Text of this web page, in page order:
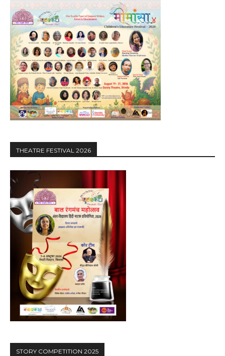
THEATRE FESTIVAL 2026
STORY COMPETITION 2025